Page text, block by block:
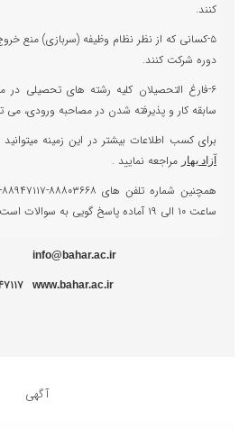
کنند.
۵-کسانی که از نظر نظام وظیفه (سربازی) منع
دوره شرکت کنند.
۶-فارغ التحصیلان کلیه رشته های تحصیلی
سابقه کار و پذیرفته شدن در مصاحبه ورودی، می
برای کسب اطلاعات بیشتر در این زمینه میتوانید
آزاد بهار مراجعه نمایید .
ساعت ۱۰ الی ۱۹ آماده پاسخ گویی به سوالات است.
info@bahar.ac.ir
www.bahar.ac.ir
آگهی